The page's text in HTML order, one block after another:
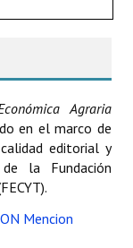
Agraria
en el marco de
editorial y
la Fundación